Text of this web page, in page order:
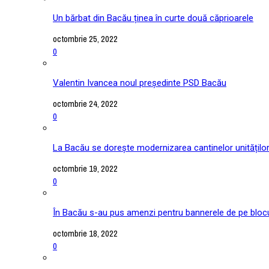
Un bărbat din Bacău ținea în curte două căprioarele
octombrie 25, 2022
0
Valentin Ivancea noul președinte PSD Bacău
octombrie 24, 2022
0
La Bacău se dorește modernizarea cantinelor
octombrie 19, 2022
0
În Bacău s-au pus amenzi pentru bannerele de pe
octombrie 18, 2022
0